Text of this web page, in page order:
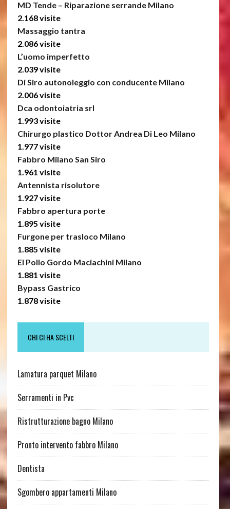
MD Tende – Riparazione serrande Milano
2.168 visite
Massaggio tantra
2.086 visite
L’uomo imperfetto
2.039 visite
Di Siro autonoleggio con conducente Milano
2.006 visite
Dca odontoiatria srl
1.993 visite
Chirurgo plastico Dottor Andrea Di Leo Milano
1.977 visite
Fabbro Milano San Siro
1.961 visite
Antennista risolutore
1.927 visite
Fabbro apertura porte
1.895 visite
Furgone per trasloco Milano
1.885 visite
El Pollo Gordo Maciachini Milano
1.881 visite
Bypass Gastrico
1.878 visite
CHI CI HA SCELTI
Lamatura parquet Milano
Serramenti in Pvc
Ristrutturazione bagno Milano
Pronto intervento fabbro Milano
Dentista
Sgombero appartamenti Milano